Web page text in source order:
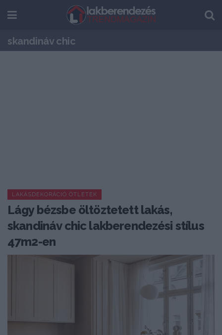
skandináv chic
LAKÁSDEKORÁCIÓ ÖTLETEK
Lágy bézsbe öltöztetett lakás,
skandináv chic lakberendezési stílus
47m2-en